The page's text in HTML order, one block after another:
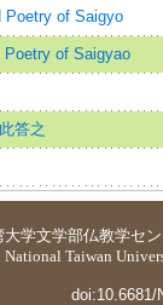
Poetry of Saigyo
Poetry of Saigyao
答之
大学文学部仏教学セ
National Taiwan
doi:10.6681/